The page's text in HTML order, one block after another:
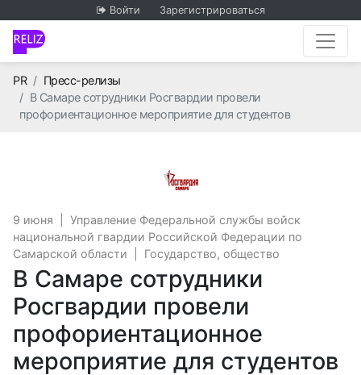
Войти Зарегистрироваться
PRГлавная
Пресс-релизы
В Самаре сотрудники Росгвардии провели
профориентационное мероприятие для студентов
9 июня
Управление Федеральной службы войск
национальной гвардии Российской Федерации по
Самарской области
Государство, общество
В Самаре сотрудники
Росгвардии провели
профориентационное
мероприятие для студентов